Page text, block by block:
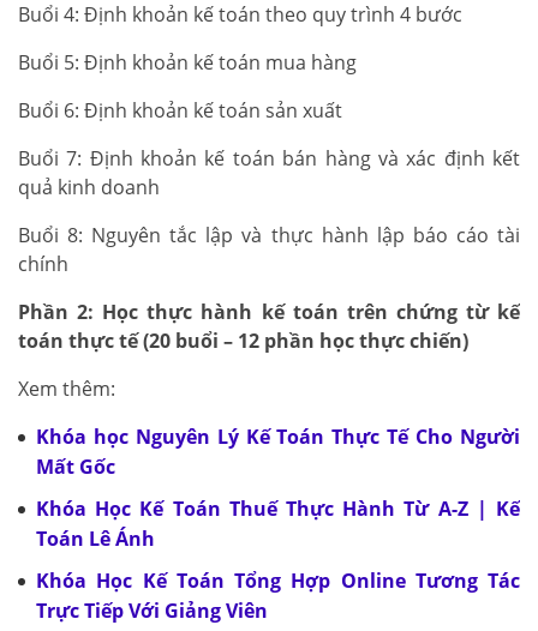
Buổi 4: Định khoản kế toán theo quy trình 4 bước
Buổi 5: Định khoản kế toán mua hàng
Buổi 6: Định khoản kế toán sản xuất
Buổi 7: Định khoản kế toán bán hàng và xác định kết
quả kinh doanh
Buổi 8: Nguyên tắc lập và thực hành lập báo cáo tài
chính
Phần 2: Học thực hành kế toán trên chứng từ kế
toán thực tế (20 buổi – 12 phần học thực chiến)
Xem thêm:
Khóa học Nguyên Lý Kế Toán Thực Tế Cho Người
Mất Gốc
Khóa Học Kế Toán Thuế Thực Hành Từ A-Z | Kế
Toán Lê Ánh
Khóa Học Kế Toán Tổng Hợp Online Tương Tác
Trực Tiếp Với Giảng Viên